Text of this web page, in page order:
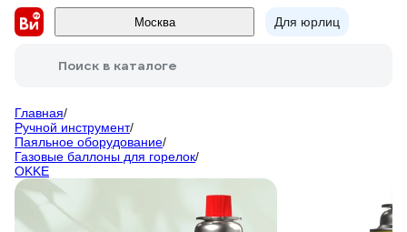
Москва Для юрлиц
Поиск в каталоге
Главная/
Ручной инструмент/
Паяльное оборудование/
Газовые баллоны для горелок/
OKKE